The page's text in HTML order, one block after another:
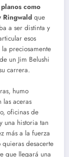
como
Ringwald que
a ser distinta y
esos
preciosamente
un Jim Belushi
carrera.
humo
las aceras
oficinas de
una historia tan
más a la fuerza
quieras desacerte
que llegará una